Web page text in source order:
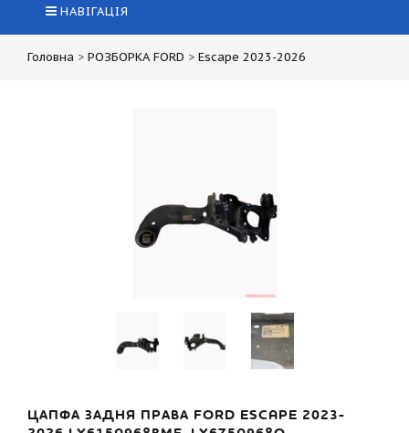
НАВІГАЦІЯ
Головна > РОЗБОРКА FORD > Escape 2023-2026
ЦАПФА ЗАДНЯ ПРАВА FORD ESCAPE 2023-